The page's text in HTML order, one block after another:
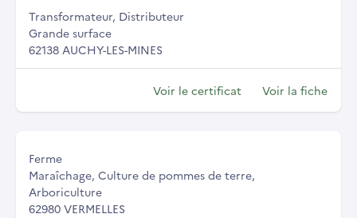
Transformateur, Distributeur
Grande surface
62138 AUCHY-LES-MINES
Voir le certificat Voir la fiche
Ferme
Maraîchage, Culture de pommes de terre,
Arboriculture
62980 VERMELLES